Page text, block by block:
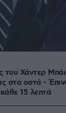
του Χάντερ
στα οστά -
15 λεπτά